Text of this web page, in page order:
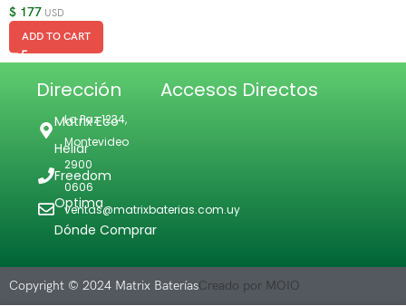
$ 177 USD
ADD TO CART
Dirección
La Paz 1234,
Montevideo
2900
0606
ventas@matrixbaterias.com.uy
Accesos Directos
Matrix Eco
Heliar
Freedom
Optima
Dónde Comprar
Copyright © 2024 Matrix BateríasCreado por MOIO